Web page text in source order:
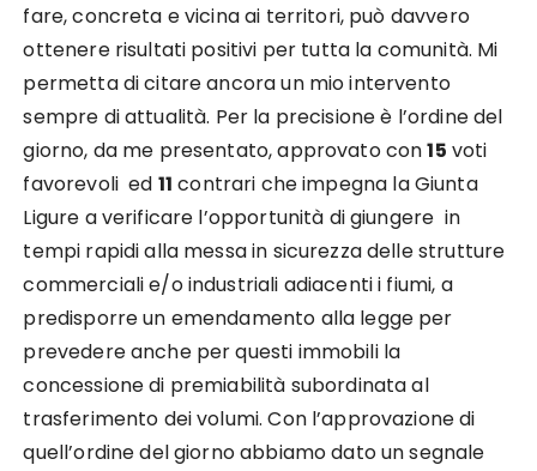
fare, concreta e vicina ai territori, può davvero
ottenere risultati positivi per tutta la comunità. Mi
permetta di citare ancora un mio intervento
sempre di attualità. Per la precisione è l’ordine del
giorno, da me presentato, approvato con15 voti
favorevoli ed 11 contrari che impegna la Giunta
Ligure a verificare l’opportunità di giungere in
tempi rapidi alla messa in sicurezza delle strutture
commerciali e/o industriali adiacenti i fiumi, a
predisporre un emendamento alla legge per
prevedere anche per questi immobili la
concessione di premiabilità subordinata al
trasferimento dei volumi. Con l’approvazione di
quell’ordine del giorno abbiamo dato un segnale